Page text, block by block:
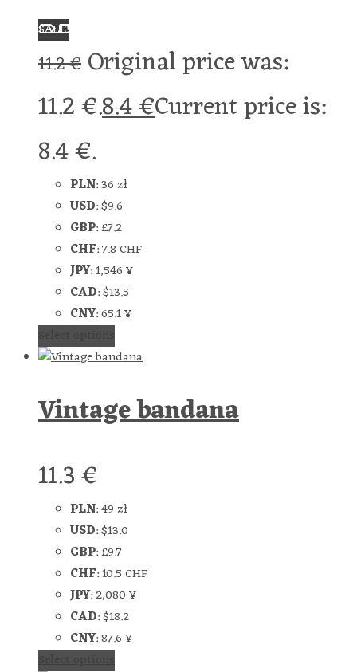
SALE!
11.2€ Original price was:
11.2 €.8.4€Current price is:
8.4 €.
PLN:36 zł
USD:$9.6
GBP:£7.2
CHF:7.8 CHF
JPY:1,546 ¥
CAD:$13.5
CNY:65.1 ¥
Vintage bandana
11.3€
PLN:49 zł
USD:$13.0
GBP:£9.7
CHF:10.5 CHF
JPY:2,080 ¥
CAD:$18.2
CNY:87.6 ¥